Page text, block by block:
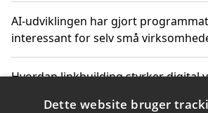
AI-udviklingen har gjort
interessant for selv små
Hvordan linkbuilding styrker digital
Dette website bruger